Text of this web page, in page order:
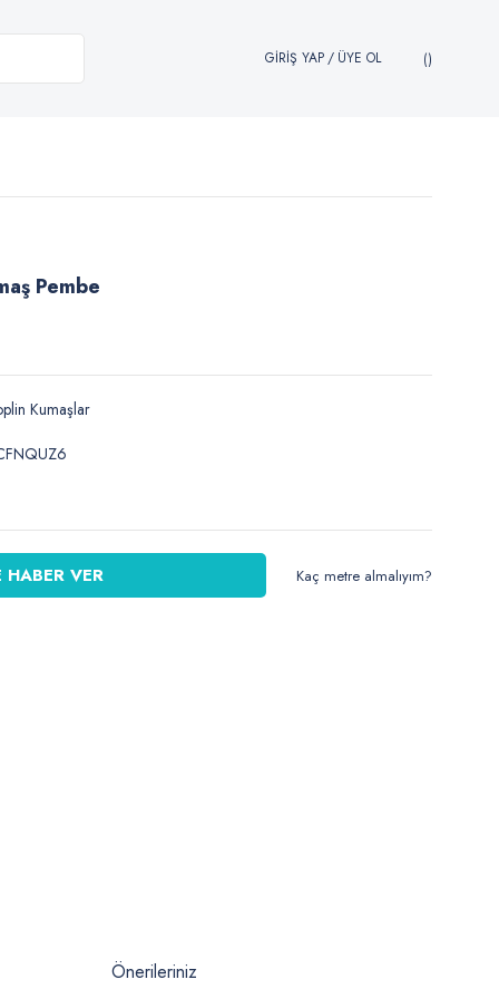
GİRİŞ YAP/ ÜYE OL
Pembe
Kumaşlar
HABER VER Kaç metre almalıyım?
Önerileriniz